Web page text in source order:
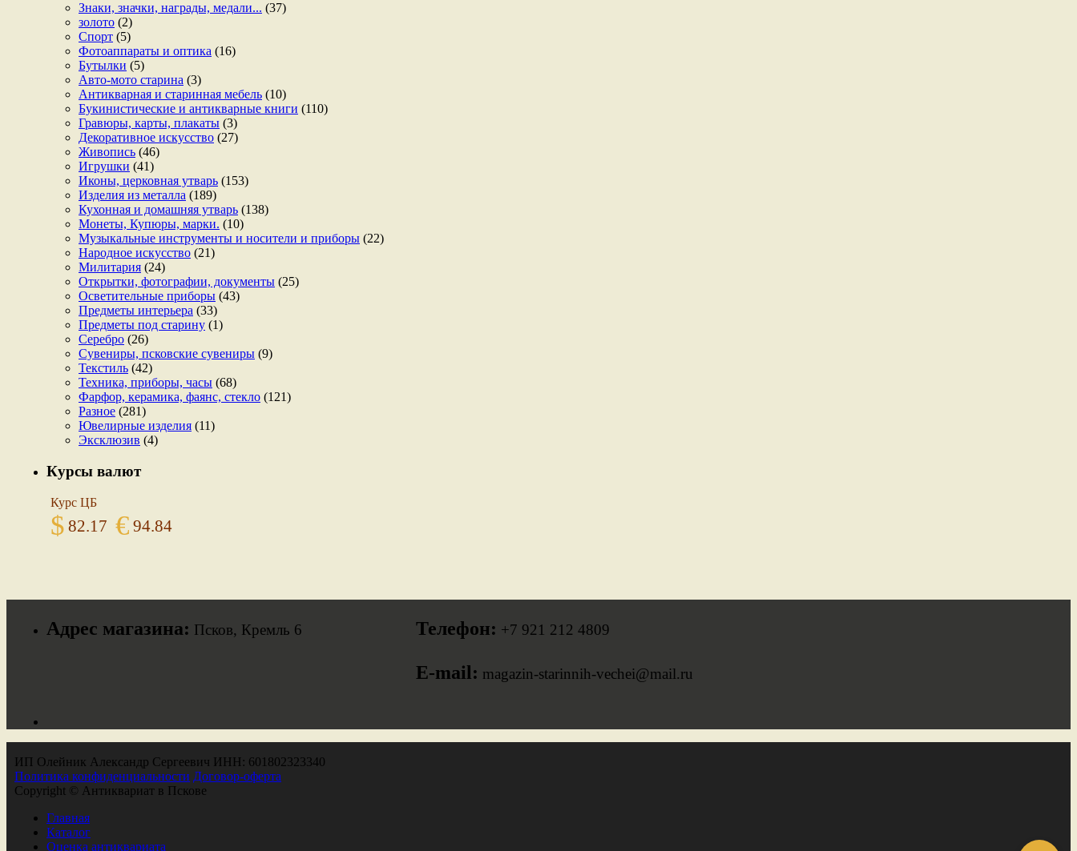
Знаки, значки, награды, медали... (37)
золото (2)
Спорт (5)
Фотоаппараты и оптика (16)
Бутылки (5)
Авто-мото старина (3)
Антикварная и старинная мебель (10)
Букинистические и антикварные книги (110)
Гравюры, карты, плакаты (3)
Декоративное искусство (27)
Живопись (46)
Игрушки (41)
Иконы, церковная утварь (153)
Изделия из металла (189)
Кухонная и домашняя утварь (138)
Монеты, Купюры, марки. (10)
Музыкальные инструменты и носители и приборы (22)
Народное искусство (21)
Милитария (24)
Открытки, фотографии, документы (25)
Осветительные приборы (43)
Предметы интерьера (33)
Предметы под старину (1)
Серебро (26)
Сувениры, псковские сувениры (9)
Текстиль (42)
Техника, приборы, часы (68)
Фарфор, керамика, фаянс, стекло (121)
Разное (281)
Ювелирные изделия (11)
Эксклюзив (4)
Курсы валют
Курс ЦБ
$ 82.17 € 94.84
Адрес магазина: Псков, Кремль 6 Телефон: +7 921 212 4809
E-mail: magazin-starinnih-vechei@mail.ru
ИП Олейник Александр Сергеевич ИНН: 601802323340
Политика конфиденциальности Договор-оферта
Copyright © Антиквариат в Пскове
Главная
Каталог
Оценка антиквариата